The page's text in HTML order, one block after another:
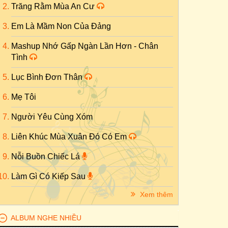
Trăng Rằm Mùa An Cư
Em Là Mầm Non Của Đảng
Mashup Nhớ Gấp Ngàn Lần Hơn - Chân
Tình
Lục Bình Đơn Thân
Mẹ Tôi
Người Yêu Cùng Xóm
Liên Khúc Mùa Xuân Đó Có Em
Nỗi Buồn Chiếc Lá
Làm Gì Có Kiếp Sau
Xem thêm
ALBUM NGHE NHIỀU